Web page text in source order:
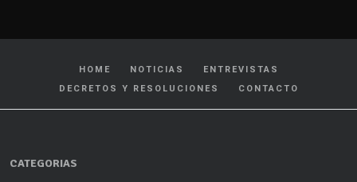
HOME NOTICIAS
ENTREVISTAS
DECRETOS Y RESOLUCIONES
CONTACTO
CATEGORIAS